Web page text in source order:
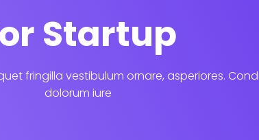
Startup
fringilla vestibulum ornare, asperiores.
dolorum iure